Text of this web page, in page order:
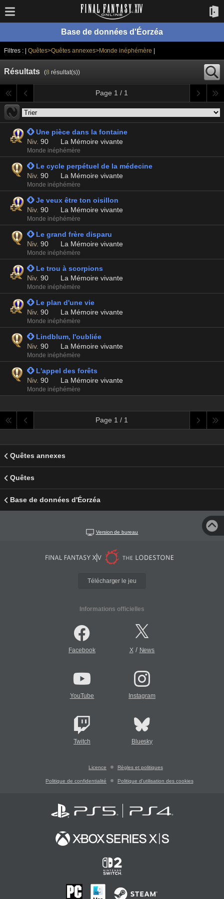
Base de données d'Éorzéa
Filtres : | Quêtes>Quêtes annexes>Monde inéphémère
Résultats (8 résultat(s))
Page 1 / 1
 Une pièce dans la fontaine
Niv. 90 La Mémoire vivante
Monde inéphémère
 Le cycle perpétuel de la médecine
Niv. 90 La Mémoire vivante
Monde inéphémère
 Je veux être ton oisillon
Niv. 90 La Mémoire vivante
Monde inéphémère
 Le grand frère disparu
Niv. 90 La Mémoire vivante
Monde inéphémère
 Le trou à scorpions
Niv. 90 La Mémoire vivante
Monde inéphémère
 Le plan d'une vie
Niv. 90 La Mémoire vivante
Monde inéphémère
 Lindblum, l'oubliée
Niv. 90 La Mémoire vivante
Monde inéphémère
 L'appel des forêts
Niv. 90 La Mémoire vivante
Monde inéphémère
Page 1 / 1
Quêtes annexes
Quêtes
Base de données d'Éorzéa
Version de bureau
Télécharger le jeu
Informations officielles
Facebook X/ News
YouTube Instagram
Twitch Bluesky
Licence Règles et politiques
Politique de confidentialité Politique d'utilisation des cookies